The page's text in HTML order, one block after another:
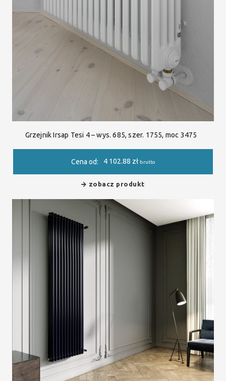
Grzejnik Irsap Tesi 4 – wys. 685, szer. 1755, moc 3475
Cena od: 4 102.88 zł brutto
zobacz produkt